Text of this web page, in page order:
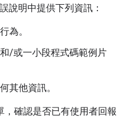
說明中提供下列資訊：
為。
/或一小段程式碼範例片
其他資訊。
確認是否已有使用者回報